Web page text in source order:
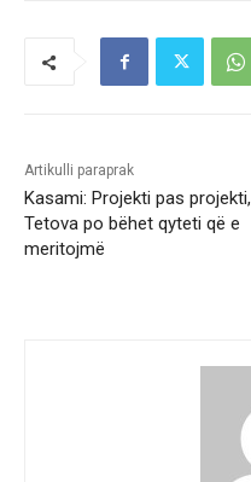
Artikulli paraprak
Kasami: Projekti pas projekti,
Tetova po bëhet qyteti që e
meritojmë